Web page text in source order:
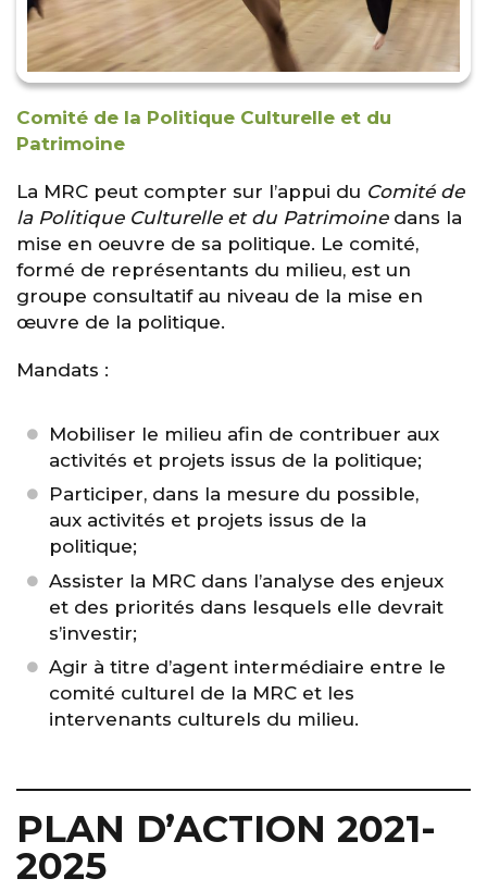
Comité de la Politique Culturelle et du
Patrimoine
La MRC peut compter sur l’appui du Comité de
la Politique Culturelle et du Patrimoine dans la
mise en oeuvre de sa politique. Le comité,
formé de représentants du milieu, est un
groupe consultatif au niveau de la mise en
œuvre de la politique.
Mandats :
Mobiliser le milieu afin de contribuer aux
activités et projets issus de la politique;
Participer, dans la mesure du possible,
aux activités et projets issus de la
politique;
Assister la MRC dans l’analyse des enjeux
et des priorités dans lesquels elle devrait
s’investir;
Agir à titre d’agent intermédiaire entre le
comité culturel de la MRC et les
intervenants culturels du milieu.
PLAN D’ACTION 2021-
2025